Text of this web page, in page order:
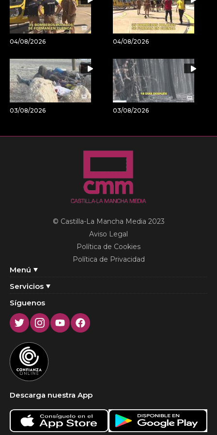
04/08/2026 04/08/2026
03/08/2026 03/08/2026
Menú
Servicios
© Castilla-La Mancha Media 2023
Aviso Legal
Política de Cookies
Política de Privacidad
Síguenos
TwitterInstagram
YoutubeFacebook
Descarga nuestra App